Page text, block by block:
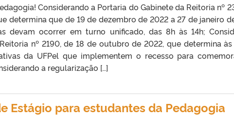
Considerando a Portaria do Gabinete da Reitoria nº
determina que de 19 de dezembro de 2022 a 27 de janeiro
devam ocorrer em turno unificado, das 8h às 14h;
nº 2190, de 18 de outubro de 2022, que determina
da UFPel que implementem o recesso para
a regularização […]
Estágio para estudantes da Pedagogia